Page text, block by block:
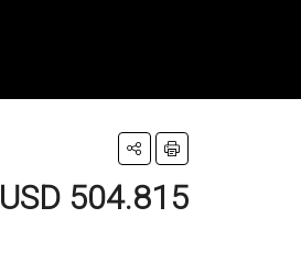
USD 504.815